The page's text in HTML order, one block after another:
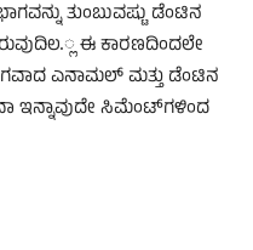
ತುಂಬುವಷ್ಟು ಡೆಂಟಿನ
ಈ ಕಾರಣದಿಂದಲೇ
ಎನಾಮಲ್ ಮತ್ತು ಡೆಂಟಿನ
ಇನ್ನಾವುದೇ ಸಿಮೆಂಟ್‍ಗಳಿಂದ